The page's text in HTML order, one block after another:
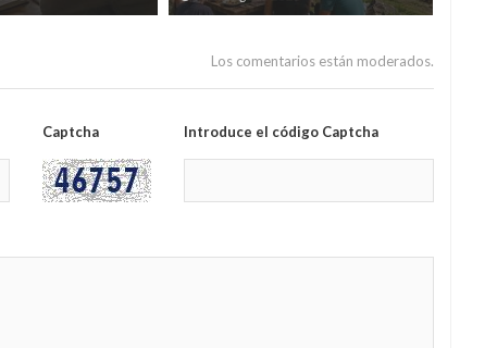
folixa continua
Los comentarios están moderados.
Captcha Introduce el código Captcha